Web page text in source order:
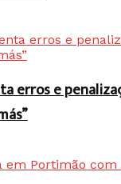
erros e